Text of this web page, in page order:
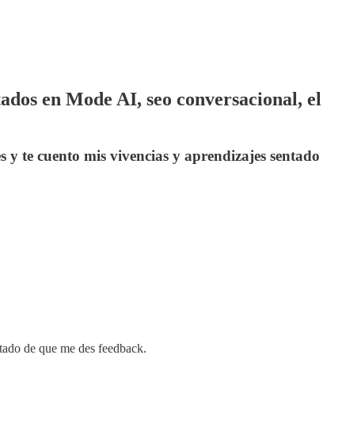
en Mode AI, seo conversacional, el
y te cuento mis vivencias y aprendizajes sentado
de que me des feedback.